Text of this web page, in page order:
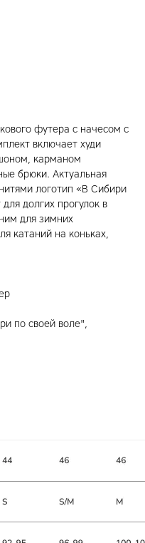
футера с начесом с
включает худи
карманом
брюки. Актуальная
логотип «В Сибири
долгих прогулок в
для зимних
катаний на коньках,
по своей воле",